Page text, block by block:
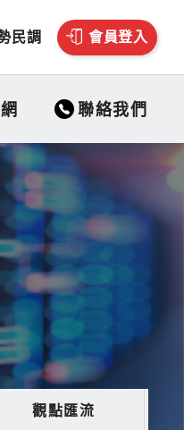
民調 會員登入
聯絡我們
觀點匯流